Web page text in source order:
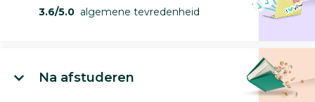
3.6/5.0 algemene tevredenheid
Na afstuderen